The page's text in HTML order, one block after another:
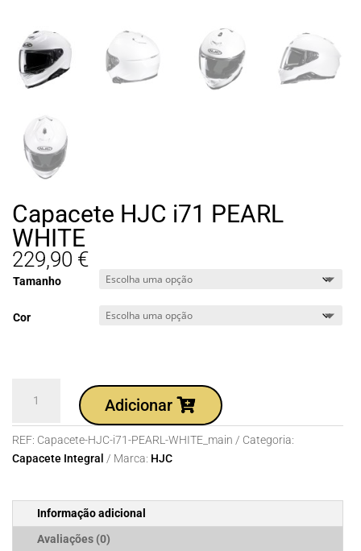
Capacete HJC i71 PEARL
WHITE
229,90 €
Tamanho
Cor
Capacete
HJC
i71
WHITE
Adicionar
REF: Capacete-HJC-i71-PEARL-WHITE_main
Categoria:
Capacete Integral
Marca: HJC
Informação adicional
Avaliações (0)